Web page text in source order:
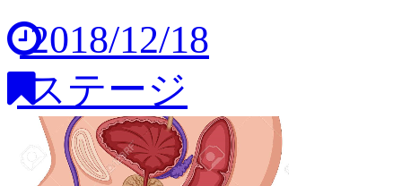
2018/12/18
ステージ